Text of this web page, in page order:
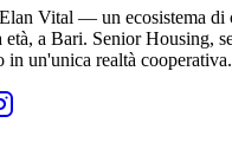
Vital — un ecosistema di
età, a Bari. Senior Housing,
in un'unica realtà cooperativa.